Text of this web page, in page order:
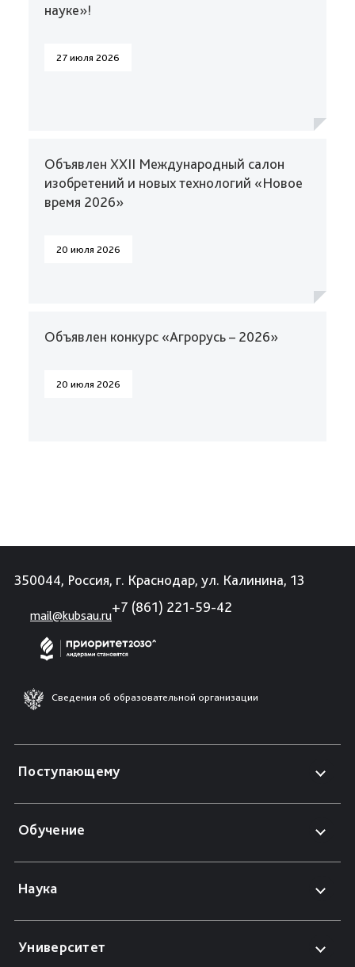
науке»!
27 июля 2026
Объявлен XXII Международный салон
изобретений и новых технологий «Новое
время 2026»
20 июля 2026
Объявлен конкурс «Агрорусь – 2026»
20 июля 2026
350044, Россия, г. Краснодар, ул. Калинина, 13
mail@kubsau.ru
+7 (861) 221-59-42
Сведения об образовательной организации
Поступающему
Обучение
Наука
Университет